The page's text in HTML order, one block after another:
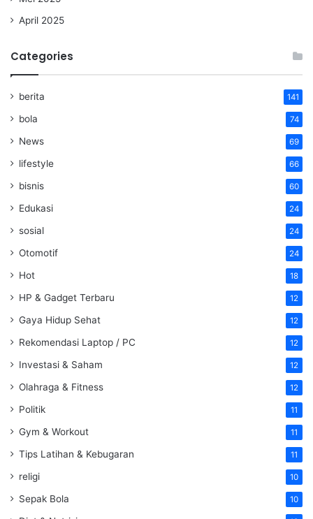
April 2025
Categories
berita 141
bola 74
News 69
lifestyle 66
bisnis 60
Edukasi 24
sosial 24
Otomotif 24
Hot 18
HP & Gadget Terbaru 12
Gaya Hidup Sehat 12
Rekomendasi Laptop / PC 12
Investasi & Saham 12
Olahraga & Fitness 12
Politik 11
Gym & Workout 11
Tips Latihan & Kebugaran 11
religi 10
Sepak Bola 10